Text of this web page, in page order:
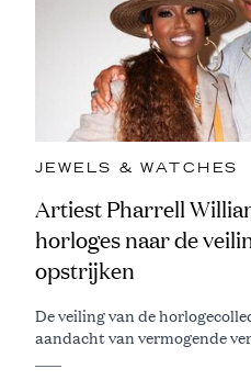
JEWELS & WATCHES
Artiest Pharrell
horloges naar de
opstrijken
De veiling van de
aandacht van vermogende